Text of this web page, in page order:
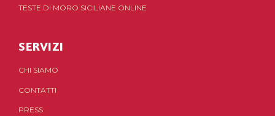
TESTE DI MORO SICILIANE ONLINE
SERVIZI
CHI SIAMO
CONTATTI
PRESS